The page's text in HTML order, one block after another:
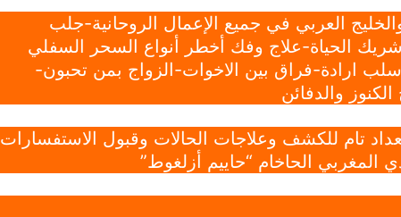
العربي في جميع الإعمال الروحانية-جلب
الحياة-علاج وفك أخطر أنواع السحر السفلي
ارادة-فراق بين الاخوات-الزواج بمن تحبون-
والدفائن
تام للكشف وعلاجات الحالات وقبول الاستفسارات
المغربي الحاخام “حاييم أزلغوط”